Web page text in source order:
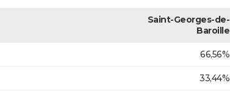
Saint-Georges-de-
Baroille
66,56%
33,44%